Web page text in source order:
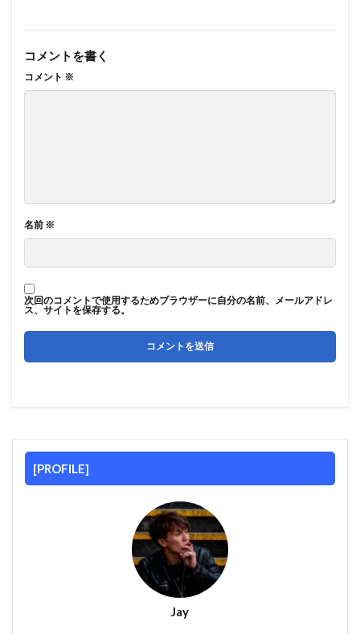
コメントを書く
コメント ※
名前 ※
次回のコメントで使用するためブラウザーに自分の名前、メールアドレ
ス、サイトを保存する。
[PROFILE]
Jay